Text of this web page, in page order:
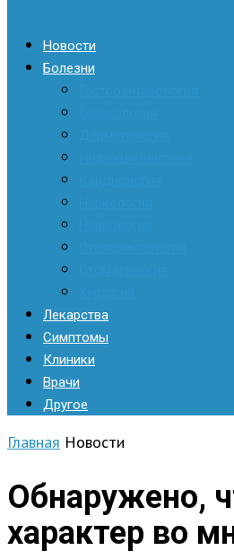
Новости
Болезни
Лекарства
Симптомы
Клиники
Врачи
Другое
Главная Новости
Обнаружено,
характер во